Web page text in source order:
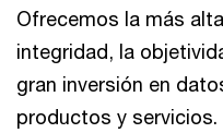
Ofrecemos la más
integridad, la
gran inversión en
productos y